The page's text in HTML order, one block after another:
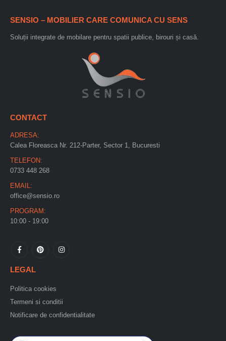
SENSIO – MOBILIER CARE COMUNICA CU SENS
Soluții integrate de mobilare pentru spatii publice, birouri și casă.
CONTACT
ADRESA:
Calea Floreasca Nr. 212-Parter, Sector 1, Bucuresti
TELEFON:
0733 448 268
EMAIL:
office@sensio.ro
PROGRAM:
10:00 - 19:00
LEGAL
Politica cookies
Termeni si conditii
Notificare de confidentialitate